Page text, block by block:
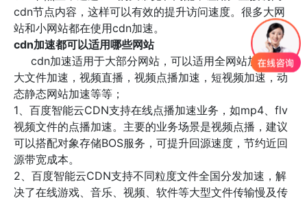
cdn节点内容，这样可以有效的提升访问速度。很多大网
站和小网站都在使用cdn加速。
cdn加速都可以适用哪些网站
cdn加速适用于大部分网站，可以适用全网站加速，超
大文件加速，视频直播，视频点播加速，短视频加速，动
态静态网站加速等等；
1、百度智能云CDN支持在线点播加速业务，如mp4、flv
视频文件的点播加速。主要的业务场景是视频点播，建议
可以搭配对象存储BOS服务，可提升回源速度，节约近回
源带宽成本。
2、百度智能云CDN支持不同粒度文件全国分发加速，解
决了在线游戏、音乐、视频、软件等大型文件传输慢及传